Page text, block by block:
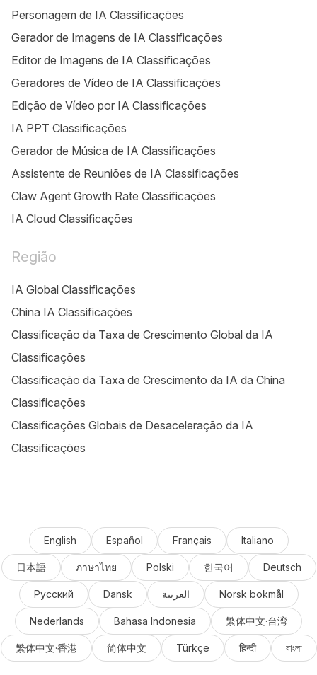
Personagem de IA Classificações
Gerador de Imagens de IA Classificações
Editor de Imagens de IA Classificações
Geradores de Vídeo de IA Classificações
Edição de Vídeo por IA Classificações
IA PPT Classificações
Gerador de Música de IA Classificações
Assistente de Reuniões de IA Classificações
Claw Agent Growth Rate Classificações
IA Cloud Classificações
Região
IA Global Classificações
China IA Classificações
Classificação da Taxa de Crescimento Global da IA
Classificações
Classificação da Taxa de Crescimento da IA da China
Classificações
Classificações Globais de Desaceleração da IA
Classificações
English Español Français Italiano
日本語 ภาษาไทย Polski 한국어 Deutsch
Русский Dansk العربية Norsk bokmål
Nederlands Bahasa Indonesia 繁体中文·台湾
繁体中文·香港 简体中文 Türkçe हिन्दी বাংলা